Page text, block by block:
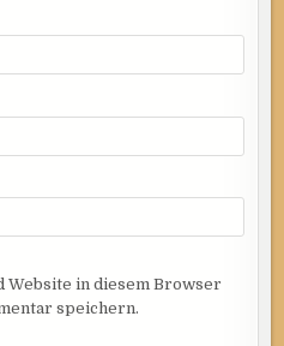
Website in diesem Browser
speichern.